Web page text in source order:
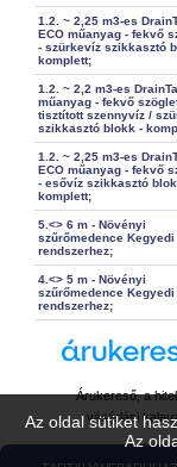
Az oldal sütiket
Az
1.2. ~ 2,25 m3-es
ECO műanyag - fekvő
- szürkevíz szikkasztó
komplett;
1.2. ~ 2,2 m3-es
műanyag - fekvő
tisztított szennyvíz /
szikkasztó blokk -
1.2. ~ 2,25 m3-es
ECO műanyag - fekvő
- esővíz szikkasztó
komplett;
5.<> 6 m - Növényi
szűrőmedence Kegyedi
rendszerhez;
4.<> 5 m - Növényi
szűrőmedence Kegyedi
rendszerhez;
Árukereső, a
vásárlási